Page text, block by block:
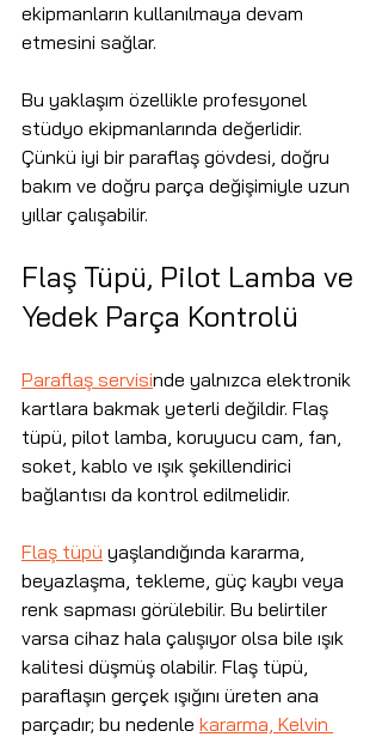
ekipmanların kullanılmaya devam
etmesini sağlar.
Bu yaklaşım özellikle profesyonel
stüdyo ekipmanlarında değerlidir.
Çünkü iyi bir paraflaş gövdesi, doğru
bakım ve doğru parça değişimiyle uzun
yıllar çalışabilir.
Flaş Tüpü, Pilot Lamba ve
Yedek Parça Kontrolü
Paraflaş servisinde yalnızca elektronik
kartlara bakmak yeterli değildir. Flaş
tüpü, pilot lamba, koruyucu cam, fan,
soket, kablo ve ışık şekillendirici
bağlantısı da kontrol edilmelidir.
Flaş tüpü yaşlandığında kararma,
beyazlaşma, tekleme, güç kaybı veya
renk sapması görülebilir. Bu belirtiler
varsa cihaz hala çalışıyor olsa bile ışık
kalitesi düşmüş olabilir. Flaş tüpü,
paraflaşın gerçek ışığını üreten ana
parçadır; bu nedenle kararma, Kelvin